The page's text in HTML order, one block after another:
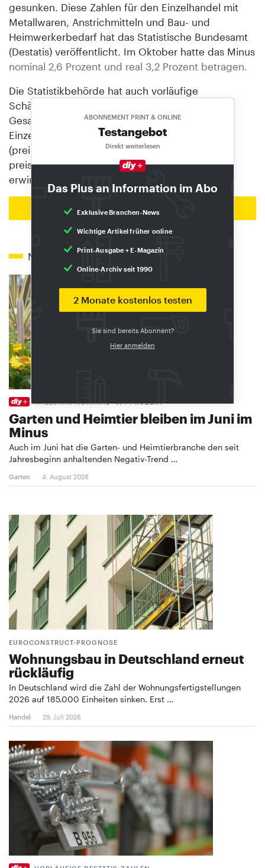
Das Plus an Information im Abo
Exklusive Branchen-News
Wichtige Artikel früher online
Print-Ausgabe + E-Magazin
Online-Archiv seit 1990
ABONNEMENT PRINT & ONLINE
Testangebot
Direkt weiterlesen
2 Monate kostenlos testen
Sie sind bereits Abonnent?
Hier anmelden
gesunken. Diese Zahlen für den Einzelhandel mit
Metallwaren, Anstrichmitteln und Bau- und
Heimwerkerbedarf hat das Statistische Bundesamt
(Destatis) veröffentlicht. Im Oktober hatte das Minus
nominal 2,6 Prozent und real 3,2 Prozent betragen.
Die Statistikbehörde hat auch vorläufige
Schätzungen für den gesamten Einzelhandel im
Gesamtjahr 2025 vorgelegt. Demnach hat der
Einzelhandel in Deutschland im Jahr 2025 real
(preisbereinigt) 2,4 Prozent und nominal (nicht
preisbereinigt) 3,6 Prozent mehr Umsatz
erwirtschaftet als im Jahr 2024.
Zur Startseite
Mehr zum Thema
HALBJAHR NOMINAL -3,4 PROZENT
Garten und Heimtier bleiben im Juni im
Minus
Auch im Juni hat die Garten- und Heimtierbranche den seit
Jahresbeginn anhaltenden Negativ-Trend …
Garten 4. August 2026
EUROCONSTRUCT-PROGNOSE
Wohnungsbau in Deutschland erneut
rückläufig
In Deutschland wird die Zahl der Wohnungsfertigstellungen
2026 auf 185.000 Einheiten sinken. Erst …
Handel 29. Juli 2026